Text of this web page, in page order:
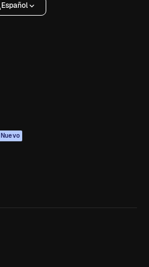
Español
Nuevo